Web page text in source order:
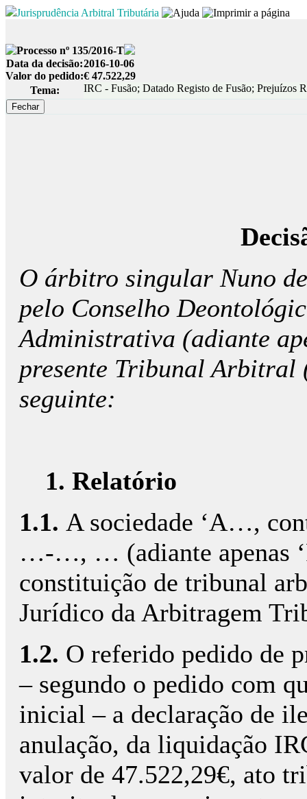
Jurisprudência Arbitral Tributária
Processo nº 135/2016-T
Data da decisão:2016-10-06
Valor do pedido:€ 47.522,29
Tema:
IRC - Fusão; Datado Registo de Fusão; Prejuízos
O árbitro singular Nuno
pelo Conselho
Administrativa (adiante
presente Tribunal Arbitral
seguinte:
1. Relatório
1.1. A sociedade ‘A…,
…-…, … (adiante apenas
constituição de tribunal
Jurídico da Arbitragem
1.2. O referido pedido de
– segundo o pedido com
inicial – a declaração de
anulação, da liquidação
valor de 47.522,29€, ato